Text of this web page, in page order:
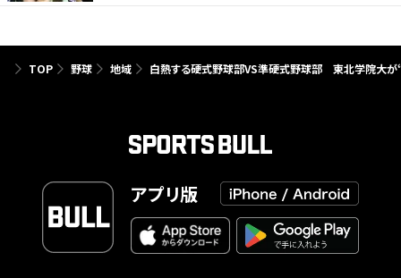
TOP 野球 地域 白熱する硬式野球部VS準硬式野球部 東北学院大が
アプリ版